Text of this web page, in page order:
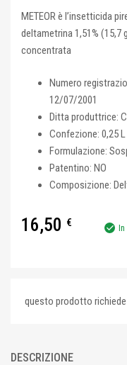
METEOR è l’insetticida
deltametrina 1,51%
concentrata
Numero
12/07/2001
Ditta produttrice:
Confezione: 0,25 L
Formulazione:
Patentino: NO
Composizione:
16,50 € In
questo prodotto
DESCRIZIONE